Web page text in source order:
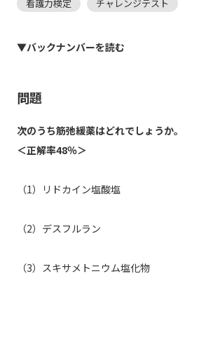
看護力検定 チャレンジテスト
▼バックナンバーを読む
問題
次のうち筋弛緩薬はどれでしょうか。
＜正解率48％＞
（1）リドカイン塩酸塩
（2）デスフルラン
（3）スキサメトニウム塩化物